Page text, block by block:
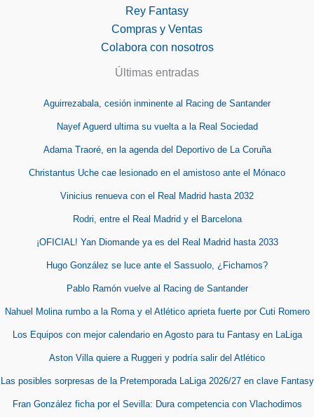
Rey Fantasy
Compras y Ventas
Colabora con nosotros
Últimas entradas
Aguirrezabala, cesión inminente al Racing de Santander
Nayef Aguerd ultima su vuelta a la Real Sociedad
Adama Traoré, en la agenda del Deportivo de La Coruña
Christantus Uche cae lesionado en el amistoso ante el Mónaco
Vinicius renueva con el Real Madrid hasta 2032
Rodri, entre el Real Madrid y el Barcelona
¡OFICIAL! Yan Diomande ya es del Real Madrid hasta 2033
Hugo González se luce ante el Sassuolo, ¿Fichamos?
Pablo Ramón vuelve al Racing de Santander
Nahuel Molina rumbo a la Roma y el Atlético aprieta fuerte por Cuti Romero
Los Equipos con mejor calendario en Agosto para tu Fantasy en LaLiga
Aston Villa quiere a Ruggeri y podría salir del Atlético
Las posibles sorpresas de la Pretemporada LaLiga 2026/27 en clave Fantasy
Fran González ficha por el Sevilla: Dura competencia con Vlachodimos